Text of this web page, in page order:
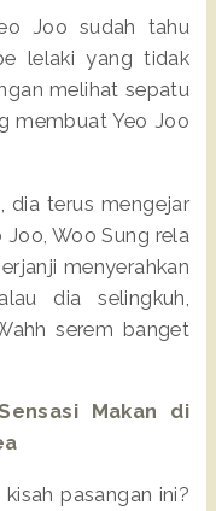
Joo sudah tahu
lelaki yang tidak
melihat sepatu
membuat Yeo Joo
dia terus mengejar
Woo Sung rela
menyerahkan
dia selingkuh,
serem banget
Makan di
pasangan ini?